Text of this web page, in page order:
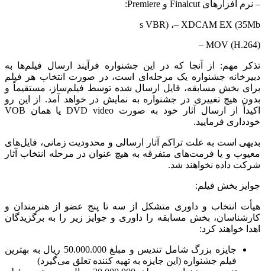
– نرم افزارهایFinalcut و Premiere
:
– XDCAM EX (35Mb، s VBR)
– MOV (H.264)
تذکر مهم: از آنجا که در این جشنواره فرآیند ارسال فیلم‌ها به
دبیرخانه جشنواره یک مرحله‌ای است، در صورت انتخاب هر فیلم
برای بخش مسابقه، فایل ارسال شده توسط فیلم‌ساز، مستقیماً و
بدون هیچ تغییری در جشنواره به نمایش در خواهد آمد. از این رو
اکیداً از ارسال آثار خود به صورتDVD video یا همان VOB
خودداری فرمایید.
بدیهی است به علت تراکم آثار ارسالی و محدودیت زمانی، فایل‌های
معیوب و یا فرمت‌های متفرقه به هیچ عنوان در مرحله انتخاب آثار
شرکت داده نخواهند شد.
جوایز بخش فیلم:
هیأت انتخاب و داوری متشکل از سه تا پنج عضو از هنرمندان و
کارشناسان، بخش مسابقه را داوری و جوایز زیر را به برگزیدگان
اهدا خواهند کرد:
جایزه بزرگ شامل تندیس و مبلغ 50.000.000 ریال به بهترین
فیلم جشنواره (این جایزه به تهیه کننده تعلق می‌گیرد)